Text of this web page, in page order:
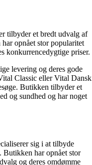
tilbyder et bredt udvalg af
opnået stor popularitet
konkurrencedygtige priser.
levering og deres gode
Classic eller Vital Dansk
Butikken tilbyder et
og sundhed og har noget
sig i at tilbyde
Butikken har opnået stor
og deres omdømme